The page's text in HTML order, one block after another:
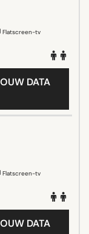
Flatscreen-tv
DATA
Flatscreen-tv
DATA